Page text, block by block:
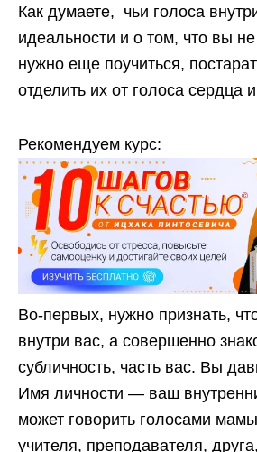
Как думаете, чьи голоса
идеальности и о том, что вы
нужно еще поучиться,
отделить их от голоса сердца
Рекомендуем курс:
Во-первых, нужно признать,
внутри вас, а совершенно
субличность, часть вас. Вы
Имя личности — ваш
может говорить голосами
учителя, преподавателя,